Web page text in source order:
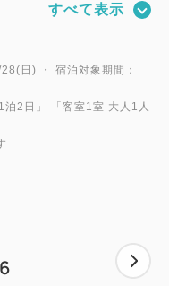
」や「蟹雑炊」な
ェ
）を完備
ベッドを採用
すべて表示
日) ・ 宿泊対象期間：
1泊2日 」 「客室1室 大人1人